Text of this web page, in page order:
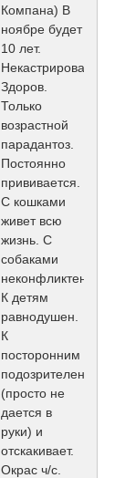
Компана) В
ноябре будет
10 лет.
Некастрирован.
Здоров.
Только
возрастной
парадантоз.
Постоянно
прививается.
С кошками
живет всю
жизнь. С
собаками
неконфликтен.
К детям
равнодушен.
К
посторонним
подозрителен
(просто не
дается в
руки) и
отскакивает.
Окрас ч/с.